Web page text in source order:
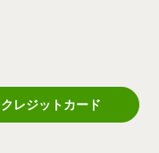
クレジットカード